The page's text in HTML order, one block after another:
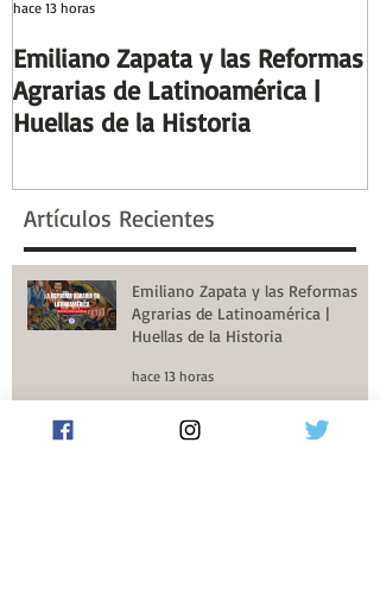
Emiliano Zapata y las Reformas
Agrarias de Latinoamérica |
Huellas de la Historia
hace 13 horas
Artículos Recientes
Emiliano Zapata y las Reformas
Agrarias de Latinoamérica |
Huellas de la Historia
hace 13 horas
Días y Noches de Amor y de
Guerra (Eduardo Galeano) |